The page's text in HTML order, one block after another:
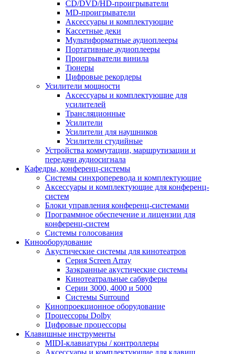
CD/DVD/HD-проигрыватели
MD-проигрыватели
Аксессуары и комплектующие
Кассетные деки
Мультиформатные аудиоплееры
Портативные аудиоплееры
Проигрыватели винила
Тюнеры
Цифровые рекордеры
Усилители мощности
Аксессуары и комплектующие для
усилителей
Трансляционные
Усилители
Усилители для наушников
Усилители студийные
Устройства коммутации, маршрутизации и
передачи аудиосигнала
Кафедры, конференц-системы
Cистемы синхроперевода и комплектующие
Аксессуары и комплектующие для конференц-
систем
Блоки управления конференц-системами
Программное обеспечение и лицензии для
конференц-систем
Системы голосования
Кинооборудование
Акустические системы для кинотеатров
Cерия Screen Array
Заэкранные акустические системы
Кинотеатральные сабвуферы
Серии 3000, 4000 и 5000
Системы Surround
Кинопроекционное оборудование
Процессоры Dolby
Цифровые процессоры
Клавишные инструменты
MIDI-клавиатуры / контроллеры
Аксессуары и комплектующие для клавиш